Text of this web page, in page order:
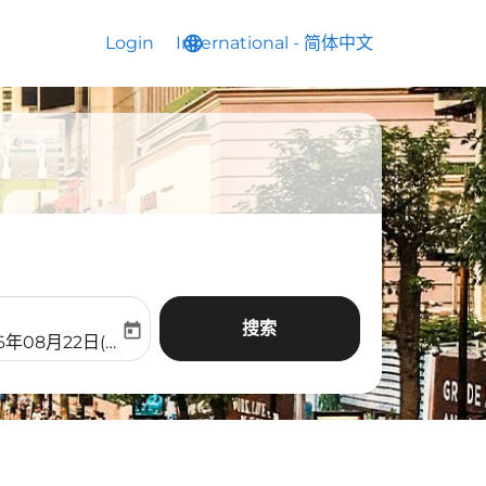
Login language
International - 简体中文
keyboard_arrow_down
labelreturn-date-aria-label
08月22日(周六)
today 搜索